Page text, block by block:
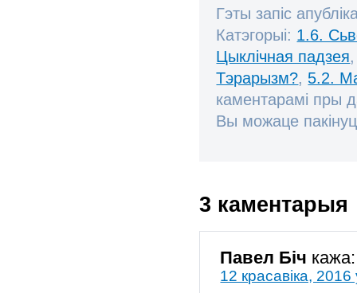
Гэты запіс
Катэгорыі: 1.6.
Цыклічная падзея
Тэрарызм?, 5.2.
каментарамі пры
Вы можаце
3 каментарыя
Павел Біч кажа:
12 красавіка,